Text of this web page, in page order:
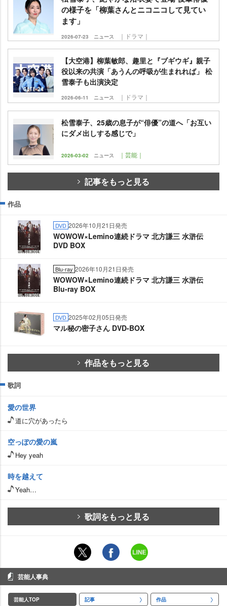
の様子を「柳葉さんとニコニコして見てい
ます」
2026-07-23 ニュース ｜ドラマ｜
【大空港】柳葉敏郎、趣里と『ブギウギ』親子
役以来の共演「あうんの呼吸が生まれれば」 松
雪泰子も出演決定
2026-06-11 ニュース ｜ドラマ｜
松雪泰子、25歳の息子が“俳優”の道へ「お互い
にダメ出しする感じで」
2026-03-02 ニュース ｜芸能｜
記事をもっと見る
作品
DVD 2026年10月21日発売
WOWOW×Lemino連続ドラマ 北方謙三 水滸伝
DVD BOX
Blu-ray 2026年10月21日発売
WOWOW×Lemino連続ドラマ 北方謙三 水滸伝
Blu-ray BOX
DVD 2025年02月05日発売
マル秘の密子さん DVD-BOX
作品をもっと見る
歌詞
愛の世界
道に穴があったら
空っぽの愛の嵐
Hey yeah
時を越えて
Yeah…
歌詞をもっと見る
芸能人事典
芸能人TOP 記事 作品